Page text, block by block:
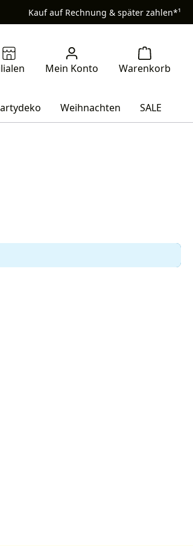
Kauf auf Rechnung & später zahlen*¹
Weihnachten SALE